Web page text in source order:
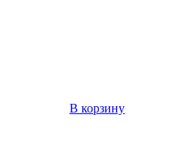
В корзину